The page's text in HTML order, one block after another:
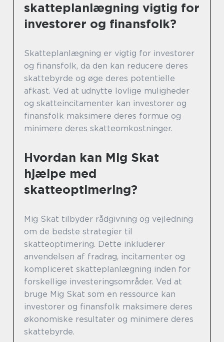
skatteplanlægning vigtig for
investorer og finansfolk?
Skatteplanlægning er vigtig for investorer
og finansfolk, da den kan reducere deres
skattebyrde og øge deres potentielle
afkast. Ved at udnytte lovlige muligheder
og skatteincitamenter kan investorer og
finansfolk maksimere deres formue og
minimere deres skatteomkostninger.
Hvordan kan Mig Skat
hjælpe med
skatteoptimering?
Mig Skat tilbyder rådgivning og vejledning
om de bedste strategier til
skatteoptimering. Dette inkluderer
anvendelsen af fradrag, incitamenter og
kompliceret skatteplanlægning inden for
forskellige investeringsområder. Ved at
bruge Mig Skat som en ressource kan
investorer og finansfolk maksimere deres
økonomiske resultater og minimere deres
skattebyrde.